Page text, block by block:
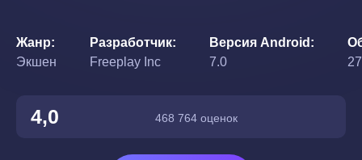
Жанр
Экшен
Разработчик
Freeplay Inc
Версия Android
7.0
4,0 468 764 оценок